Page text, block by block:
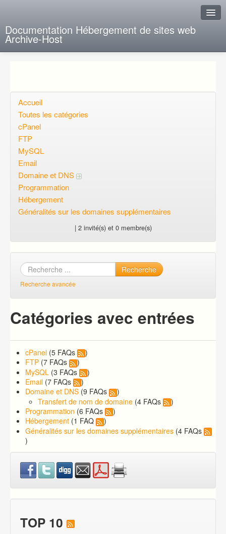
Documentation Hébergement de sites web
Archive-Host
Questions ouvertes
Voulez-vous vous inscrire?
Connexion
Accueil
Toutes les catégories
cPanel
FTP
MySQL
Email
Domaine et DNS
Programmation
Hébergement
Généralités sur les domaines supplémentaires
| 2 invité(s) et 0 membre(s)
Recherche
Recherche avancée
Catégories avec entrées
cPanel (5 FAQs
)
FTP (7 FAQs
)
MySQL (3 FAQs
)
Email (7 FAQs
)
Domaine et DNS (9 FAQs
)
Transfert de nom de domaine (4 FAQs
)
Programmation (6 FAQs
)
Hébergement (1 FAQ
)
Généralités sur les domaines supplémentaires (4 FAQs
)
TOP 10